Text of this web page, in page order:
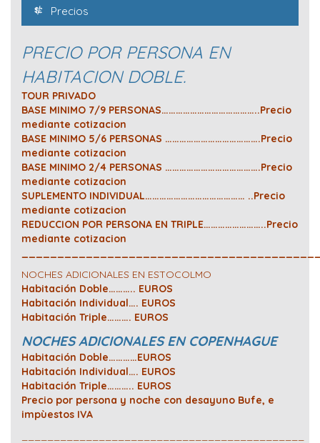
Precios
PRECIO POR PERSONA EN
HABITACION DOBLE.
TOUR PRIVADO
BASE MINIMO 7/9 PERSONAS…………………………………..Precio
mediante cotizacion
BASE MINIMO 5/6 PERSONAS ………………………………….Precio
mediante cotizacion
BASE MINIMO 2/4 PERSONAS ………………………………….Precio
mediante cotizacion
SUPLEMENTO INDIVIDUAL…………………………………… ..Precio
mediante cotizacion
REDUCCION POR PERSONA EN TRIPLE……………………..Precio
mediante cotizacion
NOCHES ADICIONALES EN ESTOCOLMO
Habitación Doble……….. EUROS
Habitación Individual…. EUROS
Habitación Triple………. EUROS
NOCHES ADICIONALES EN COPENHAGUE
Habitación Doble…………EUROS
Habitación Individual…. EUROS
Habitación Triple……….. EUROS
Precio por persona y noche con desayuno Bufe, e
impùestos IVA